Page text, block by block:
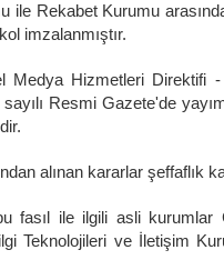
ile Rekabet Kurumu
imzalanmıştır.
Medya Hizmetleri Direktifi
Resmi Gazete'de
alınan kararlar şeffaflık
fasıl ile ilgili asli kurumlar
Teknolojileri ve İletişim